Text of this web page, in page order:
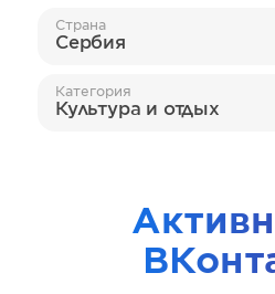
Страна
Сербия
Категория
Культура и отдых